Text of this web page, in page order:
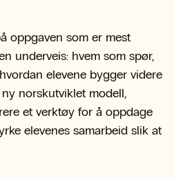
oppgaven som er mest
underveis: hvem som spør,
elevene bygger videre
norskutviklet modell,
et verktøy for å oppdage
elevenes samarbeid slik at